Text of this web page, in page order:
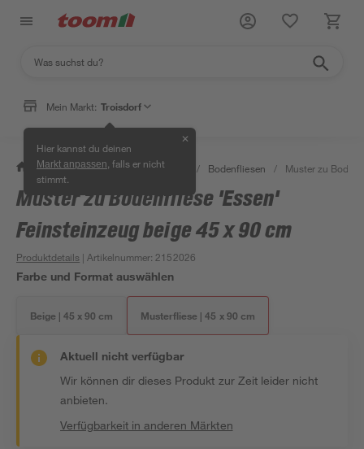
Mein Markt: Troisdorf
Hier kannst du deinen
Markt anpassen , falls er nicht
stimmt.
✕
/ Bauen & Renovieren / Fliesen / Bodenfliesen / Muster zu
Muster zu Bodenfliese 'Essen'
Feinsteinzeug beige 45 x 90 cm
Produktdetails | Artikelnummer: 2152026
Farbe und Format auswählen
Beige | 45 x 90 cm Musterfliese | 45 x 90 cm
Aktuell nicht verfügbar
Wir können dir dieses Produkt zur Zeit leider nicht
anbieten.
Verfügbarkeit in anderen Märkten